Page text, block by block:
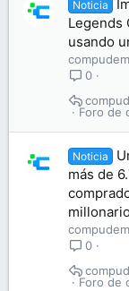
Noticia
Legends
usando
0
Foro de
Noticia
más de
millonario
0
Foro de